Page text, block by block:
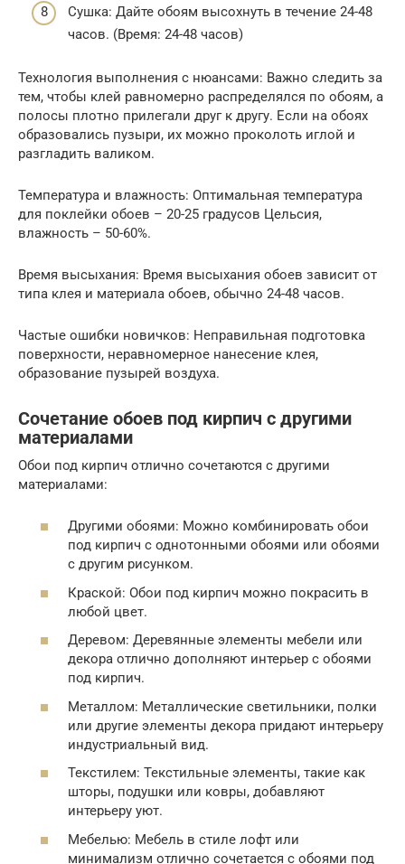
Сушка: Дайте обоям высохнуть в течение 24-48
часов. (Время: 24-48 часов)
Технология выполнения с нюансами: Важно следить за
тем, чтобы клей равномерно распределялся по обоям, а
полосы плотно прилегали друг к другу. Если на обоях
образовались пузыри, их можно проколоть иглой и
разгладить валиком.
Температура и влажность: Оптимальная температура
для поклейки обоев – 20-25 градусов Цельсия,
влажность – 50-60%.
Время высыхания: Время высыхания обоев зависит от
типа клея и материала обоев, обычно 24-48 часов.
Частые ошибки новичков: Неправильная подготовка
поверхности, неравномерное нанесение клея,
образование пузырей воздуха.
Сочетание обоев под кирпич с другими
материалами
Обои под кирпич отлично сочетаются с другими
материалами:
Другими обоями: Можно комбинировать обои
под кирпич с однотонными обоями или обоями
с другим рисунком.
Краской: Обои под кирпич можно покрасить в
любой цвет.
Деревом: Деревянные элементы мебели или
декора отлично дополняют интерьер с обоями
под кирпич.
Металлом: Металлические светильники, полки
или другие элементы декора придают интерьеру
индустриальный вид.
Текстилем: Текстильные элементы, такие как
шторы, подушки или ковры, добавляют
интерьеру уют.
Мебелью: Мебель в стиле лофт или
минимализм отлично сочетается с обоями под